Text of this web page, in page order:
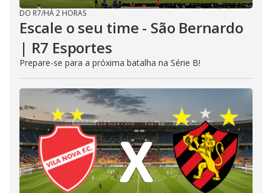
DO R7/HÁ 2 HORAS
Escale o seu time - São Bernardo
| R7 Esportes
Prepare-se para a próxima batalha na Série B!